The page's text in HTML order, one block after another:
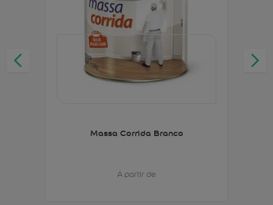
Massa Corrida Branco
A partir de